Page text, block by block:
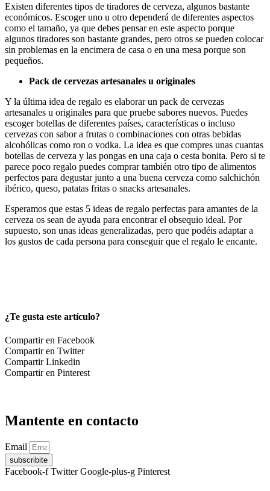
Existen diferentes tipos de tiradores de cerveza, algunos bastante
económicos. Escoger uno u otro dependerá de diferentes aspectos
como el tamaño, ya que debes pensar en este aspecto porque
algunos tiradores son bastante grandes, pero otros se pueden colocar
sin problemas en la encimera de casa o en una mesa porque son
pequeños.
Pack de cervezas artesanales u originales
Y la última idea de regalo es elaborar un pack de cervezas
artesanales u originales para que pruebe sabores nuevos. Puedes
escoger botellas de diferentes países, características o incluso
cervezas con sabor a frutas o combinaciones con otras bebidas
alcohólicas como ron o vodka. La idea es que compres unas cuantas
botellas de cerveza y las pongas en una caja o cesta bonita. Pero si te
parece poco regalo puedes comprar también otro tipo de alimentos
perfectos para degustar junto a una buena cerveza como salchichón
ibérico, queso, patatas fritas o snacks artesanales.
Esperamos que estas 5 ideas de regalo perfectas para amantes de la
cerveza os sean de ayuda para encontrar el obsequio ideal. Por
supuesto, son unas ideas generalizadas, pero que podéis adaptar a
los gustos de cada persona para conseguir que el regalo le encante.
¿Te gusta este artículo?
Compartir en Facebook
Compartir en Twitter
Compartir Linkedin
Compartir en Pinterest
Mantente en contacto
Email
subscribite
Facebook-f Twitter Google-plus-g Pinterest